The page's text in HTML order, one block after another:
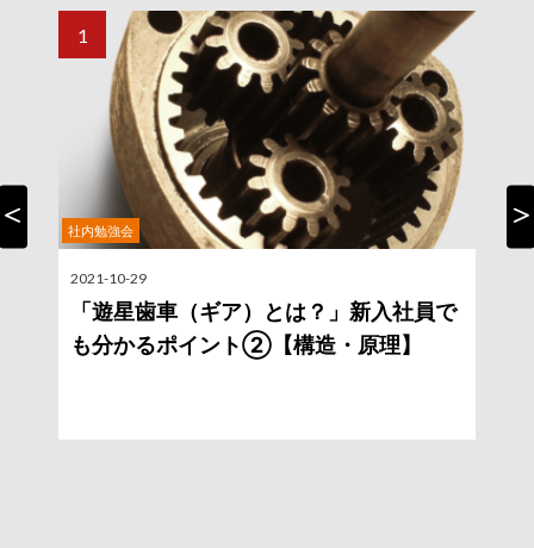
社内勉強会
2021-10-29
「遊星歯車（ギア）とは？」新入社員で
も分かるポイント②【構造・原理】